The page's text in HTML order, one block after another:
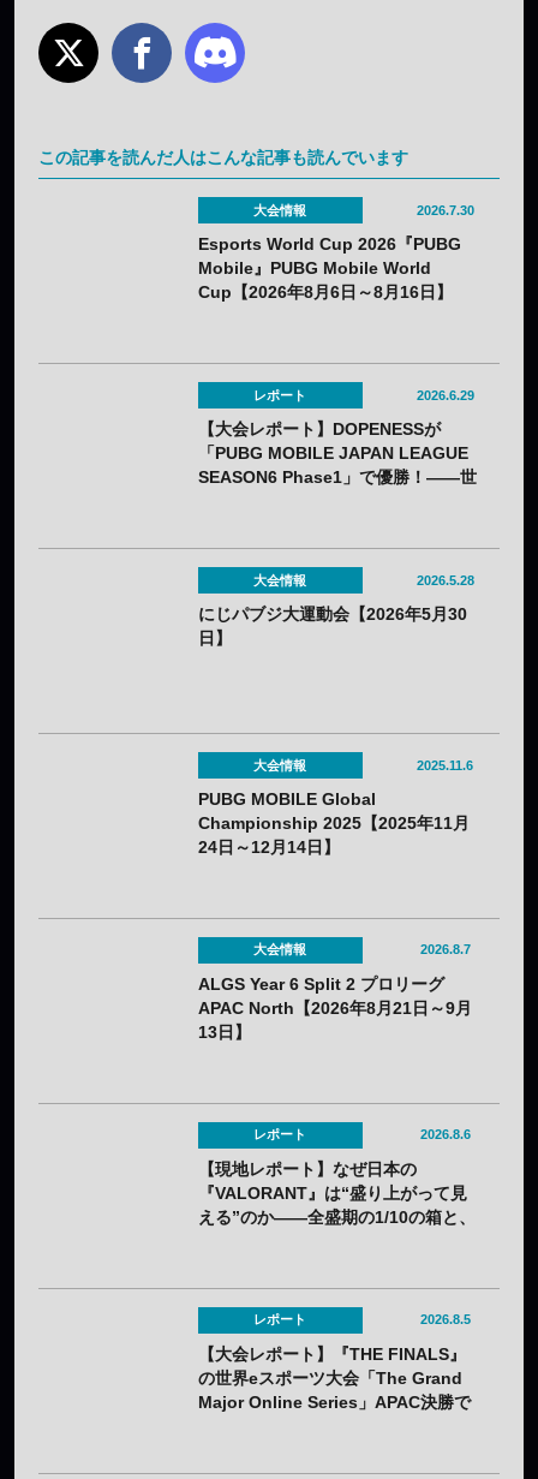
この記事を読んだ人はこんな記事も読んでいます
大会情報 2026.7.30
Esports World Cup 2026『PUBG
Mobile』PUBG Mobile World
Cup【2026年8月6日～8月16日】
レポート 2026.6.29
【大会レポート】DOPENESSが
「PUBG MOBILE JAPAN LEAGUE
SEASON6 Phase1」で優勝！——世
大会情報 2026.5.28
にじパブジ大運動会【2026年5月30
日】
大会情報 2025.11.6
PUBG MOBILE Global
Championship 2025【2025年11月
24日～12月14日】
大会情報 2026.8.7
ALGS Year 6 Split 2 プロリーグ
APAC North【2026年8月21日～9月
13日】
レポート 2026.8.6
【現地レポート】なぜ日本の
『VALORANT』は“盛り上がって見
える”のか——全盛期の1/10の箱と、
レポート 2026.8.5
【大会レポート】『THE FINALS』
の世界eスポーツ大会「The Grand
Major Online Series」APAC決勝で